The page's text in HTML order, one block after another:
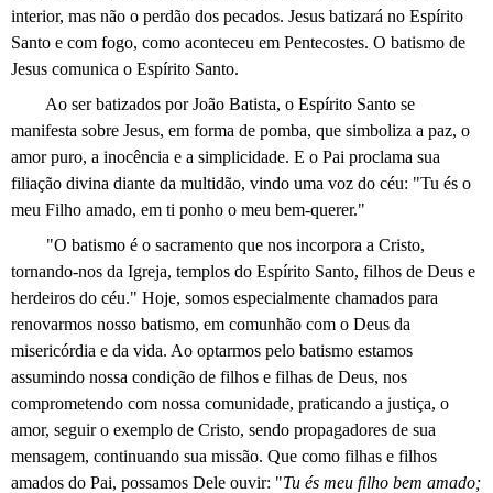
interior, mas não o perdão dos pecados. Jesus batizará no Espírito
Santo e com fogo, como aconteceu em Pentecostes. O batismo de
Jesus comunica o Espírito Santo.
Ao ser batizados por João Batista, o Espírito Santo se
manifesta sobre Jesus, em forma de pomba, que simboliza a paz, o
amor puro, a inocência e a simplicidade. E o Pai proclama sua
filiação divina diante da multidão, vindo uma voz do céu: "Tu és o
meu Filho amado, em ti ponho o meu bem-querer."
"O batismo é o sacramento que nos incorpora a Cristo,
tornando-nos da Igreja, templos do Espírito Santo, filhos de Deus e
herdeiros do céu." Hoje, somos especialmente chamados para
renovarmos nosso batismo, em comunhão com o Deus da
misericórdia e da vida. Ao optarmos pelo batismo estamos
assumindo nossa condição de filhos e filhas de Deus, nos
comprometendo com nossa comunidade, praticando a justiça, o
amor, seguir o exemplo de Cristo, sendo propagadores de sua
mensagem, continuando sua missão. Que como filhas e filhos
amados do Pai, possamos Dele ouvir: "Tu és meu filho bem amado;